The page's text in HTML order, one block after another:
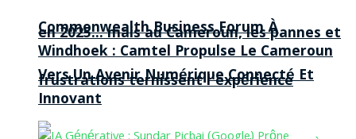
en 2025… mais au Cameroun, les pannes et
frustrations ternissent l’expérience
Commonwealth Business Forum À
Windhoek : Camtel Propulse Le Cameroun
Vers Un Avenir Numérique Connecté Et
Innovant